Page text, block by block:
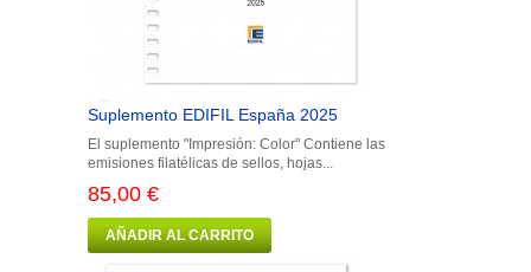
Suplemento EDIFIL España 2025
El suplemento "Impresión: Color" Contiene las
emisiones filatélicas de sellos, hojas...
85,00 €
AÑADIR AL CARRITO